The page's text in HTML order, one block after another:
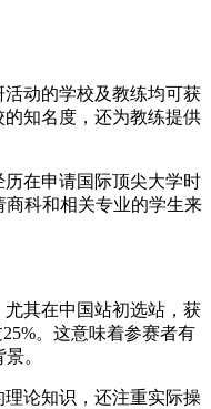
动的学校及教练均可获
知名度，还为教练提供
在申请国际顶尖大学时
科和相关专业的学生来
其在中国站初选站，获
。这意味着参赛者有
。
论知识，还注重实际操